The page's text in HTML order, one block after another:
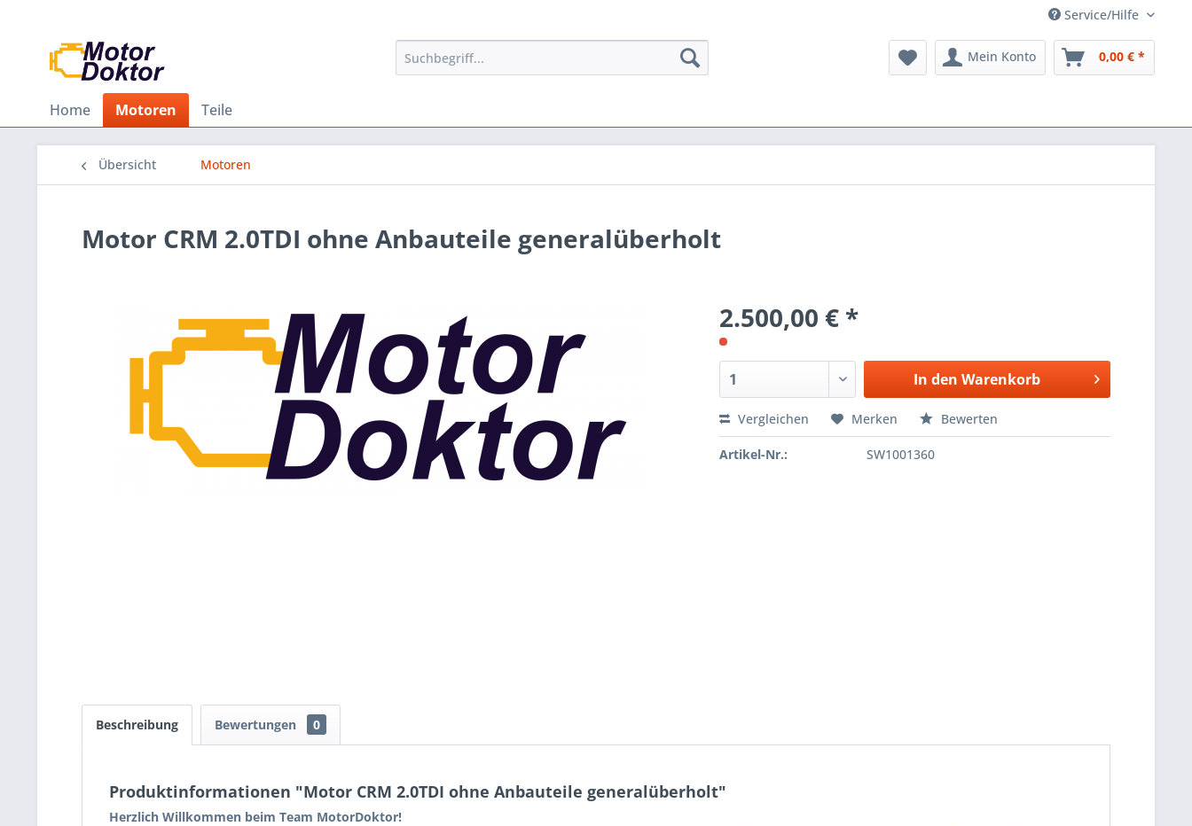
Service/Hilfe
Mein Konto 0,00 € *
Home Motoren Teile
Übersicht Motoren
Motor CRM 2.0TDI ohne Anbauteile generalüberholt
2.500,00 € *
In den Warenkorb
Vergleichen Merken Bewerten
Artikel-Nr.: SW1001360
Beschreibung Bewertungen 0
Produktinformationen "Motor CRM 2.0TDI ohne Anbauteile generalüberholt"
Herzlich Willkommen beim Team MotorDoktor!